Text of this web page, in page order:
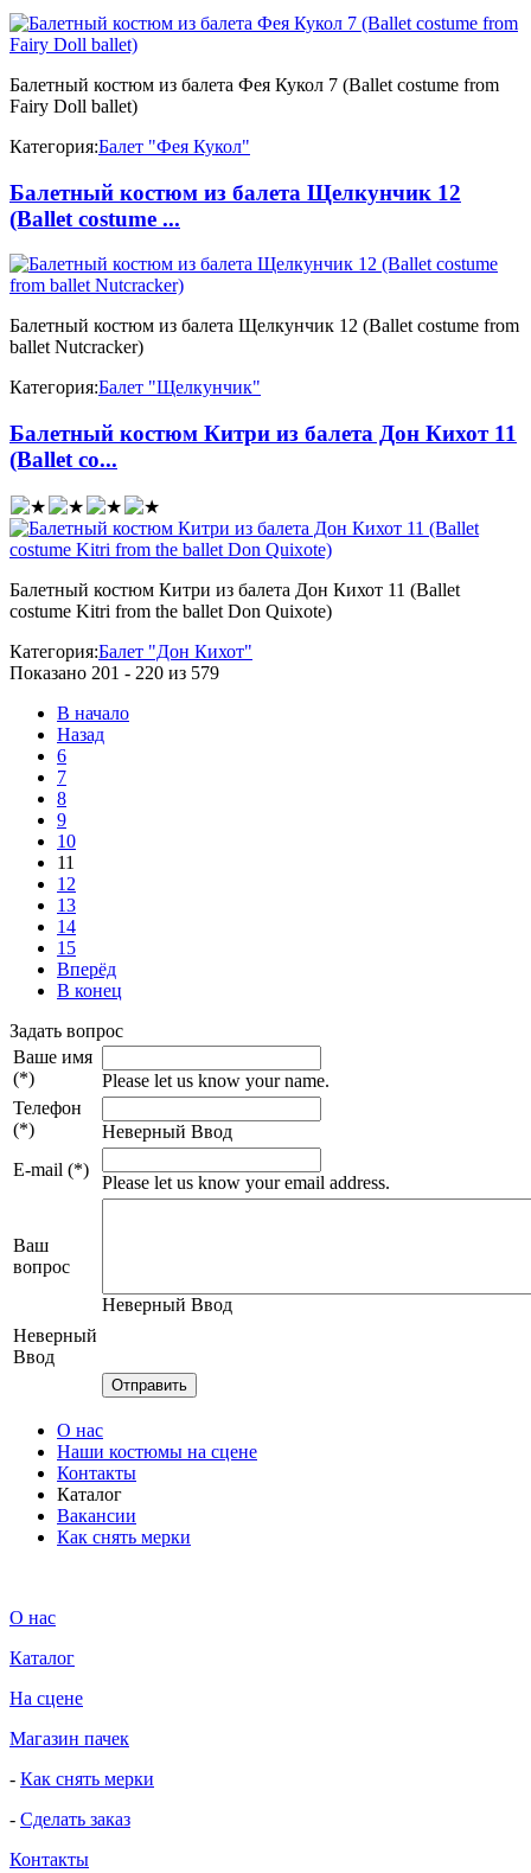
Балетный костюм из балета Фея Кукол 7 (Ballet costume from
Fairy Doll ballet)
Категория:Балет "Фея Кукол"
Балетный костюм из балета Щелкунчик 12
(Ballet costume ...
Балетный костюм из балета Щелкунчик 12 (Ballet costume from
ballet Nutcracker)
Категория:Балет "Щелкунчик"
Балетный костюм Китри из балета Дон Кихот 11
(Ballet co...
Балетный костюм Китри из балета Дон Кихот 11 (Ballet
costume Kitri from the ballet Don Quixote)
Категория:Балет "Дон Кихот"
Показано 201 - 220 из 579
В начало
Назад
6
7
8
9
10
11
12
13
14
15
Вперёд
В конец
Задать вопрос
Ваше имя
(*)
Please let us know your name.
Телефон
(*)
Неверный Ввод
E-mail (*)
Please let us know your email address.
Ваш
вопрос
Неверный Ввод
Неверный
Ввод
О нас
Наши костюмы на сцене
Контакты
Каталог
Вакансии
Как снять мерки
О нас
Каталог
На сцене
Магазин пачек
- Как снять мерки
- Сделать заказ
Контакты